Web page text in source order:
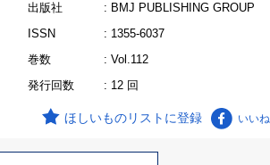
出版社
: BMJ PUBLISHING GROUP
ISSN
: 1355-6037
巻数
: Vol.112
発行回数
: 12 回
ほしいものリストに登録 いいね